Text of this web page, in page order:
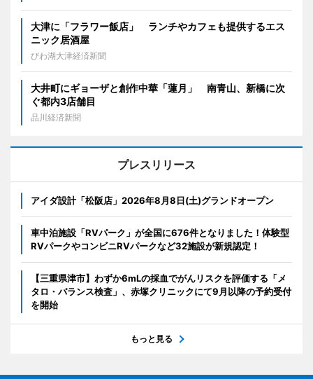
大津に「フラワー飯店」 ランチやカフェも提供するエス
ニック居酒屋
びわ湖大津経済新聞
大井町にギョーザと創作中華「蓮月」 南青山、新橋に次
ぐ都内3店舗目
品川経済新聞
プレスリリース
アイダ設計「松阪店」2026年8月8日(土)グランドオープン
車中泊施設「RVパーク」が全国に676件となりました！体験型
RVパークやコンビニRVパークなど32施設が新規認定！
【三重県津市】わずか6mLの採血でがんリスクを評価する「メ
タロ・バランス検査」、赤塚クリニックにて9月以降の予約受付
を開始
もっと見る